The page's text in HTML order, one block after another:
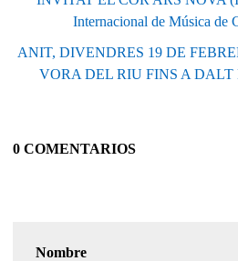
Internacional de Música de
ANIT, DIVENDRES 19 DE
VORA DEL RIU FINS A DALT
0 COMENTARIOS
Nombre